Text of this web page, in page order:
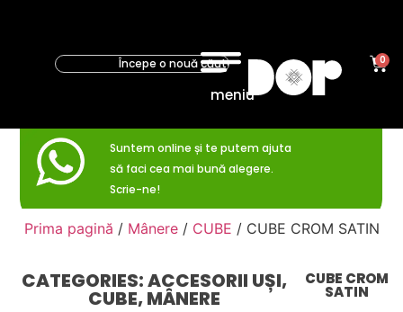
meniu
0
Suntem online și te putem ajuta
să faci cea mai bună alegere.
Scrie-ne!
Prima pagină / Mânere/ CUBE / CUBE CROM SATIN
CATEGORIES:ACCESORII UȘI,
CUBE,MÂNERE
CUBE CROM
SATIN